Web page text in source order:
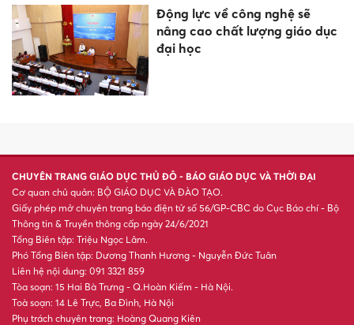
Động lực về công nghệ sẽ
nâng cao chất lượng giáo dục
đại học
CHUYÊN TRANG GIÁO DỤC THỦ ĐÔ - BÁO GIÁO DỤC VÀ THỜI ĐẠI
Cơ quan chủ quản: BỘ GIÁO DỤC VÀ ĐÀO TẠO.
Giấy phép mở chuyên trang báo điện tử số 56/GP-CBC do Cục Báo chí - Bộ
Thông tin & Truyền thông cấp ngày 24/6/2021
Tổng Biên tập: Triệu Ngọc Lâm.
Phó Tổng Biên tập: Dương Thanh Hương - Nguyễn Đức Tuân
Liên hệ nội dung: 091 3321 859
Tòa soạn: 15 Hai Bà Trưng - Q.Hoàn Kiếm - Hà Nội.
Toà soạn: 14 Lê Trực, Ba Đình, Hà Nội
Phụ trách chuyên trang: Hoàng Quang Kiên